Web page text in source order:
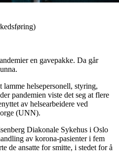
en gavepakke. Da går
helsepersonell, styring,
pandemien viste det seg at flere
av helsearbeidere ved
(UNN).
Diakonale Sykehus i Oslo
av korona-pasienter i fem
de ansatte for smitte, i stedet for å